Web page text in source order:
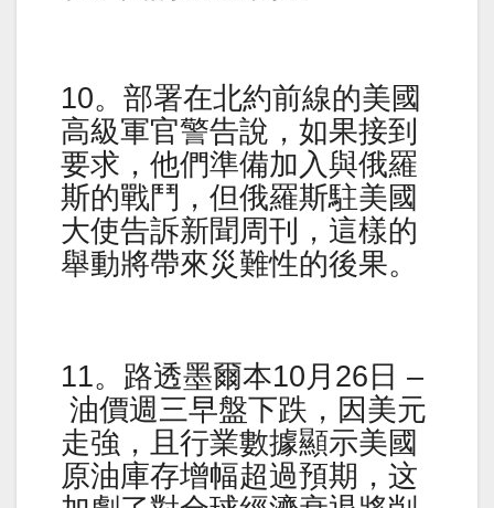
10。部署在北約前線的美國
高級軍官警告說，如果接到
要求，他們準備加入與俄羅
斯的戰鬥，但俄羅斯駐美國
大使告訴新聞周刊，這樣的
舉動將帶來災難性的後果。
11。路透墨爾本10月26日 –
油價週三早盤下跌，因美元
走強，且行業數據顯示美國
原油庫存增幅超過預期，这